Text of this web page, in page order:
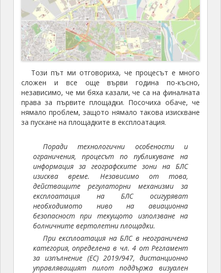
Този път ми отговориха, че процесът е много
сложен и все още върви година по-късно,
независимо, че ми бяха казали, че са на финалната
права за първите площадки. Посочиха обаче, че
нямало проблем, защото нямало такова изискване
за пускане на площадките в експлоатация.
Поради технологични особености и
ограничения, процесът по публикуване на
информация за географските зони на БЛС
изисква време. Независимо от това,
действащите регулаторни механизми за
експлоатация на БЛС осигуряват
необходимото ниво на авиационна
безопасност при текущото използване на
болничните вертолетни площадки.
При експлоатация на БЛС в неограничена
категория, определена в чл. 4 от Регламент
за изпълнение (ЕС) 2019/947, дистанционно
управляващият пилот поддържа визуален